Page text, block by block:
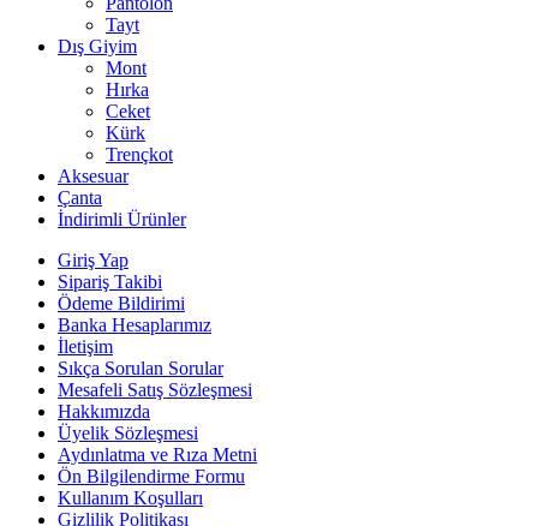
Tayt
Dış Giyim
Mont
Hırka
Ceket
Kürk
Trençkot
Aksesuar
Çanta
İndirimli Ürünler
Giriş Yap
Sipariş Takibi
Ödeme Bildirimi
Banka Hesaplarımız
İletişim
Sıkça Sorulan Sorular
Mesafeli Satış Sözleşmesi
Hakkımızda
Üyelik Sözleşmesi
Aydınlatma ve Rıza Metni
Ön Bilgilendirme Formu
Kullanım Koşulları
Gizlilik Politikası